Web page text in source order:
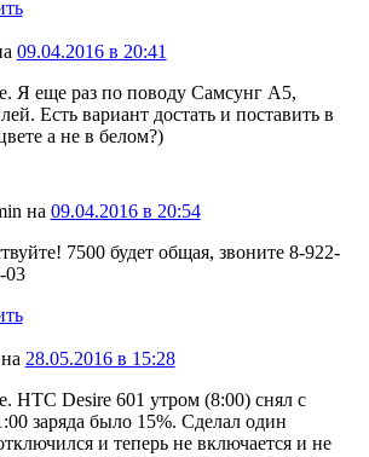
09.04.2016 в 20:41
Я еще раз по поводу Самсунг А5,
Есть вариант достать и поставить в
а не в белом?)
на 09.04.2016 в 20:54
7500 будет общая, звоните 8-922-
03
28.05.2016 в 15:28
HTC Desire 601 утром (8:00) снял с
заряда было 15%. Сделал один
и теперь не включается и не